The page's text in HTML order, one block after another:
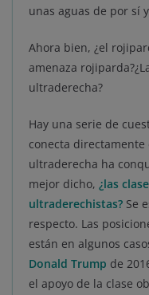
unas aguas de por sí
Ahora bien, ¿el
amenaza
ultraderecha?
Hay una serie de
conecta
ultraderecha ha
mejor dicho, ¿las
ultraderechistas? Se
respecto. Las
están en algunos
Donald Trump de
el apoyo de la clase